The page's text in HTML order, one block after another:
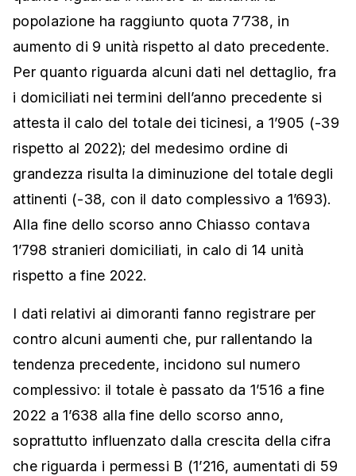
popolazione ha raggiunto quota 7’738, in
aumento di 9 unità rispetto al dato precedente.
Per quanto riguarda alcuni dati nel dettaglio, fra
i domiciliati nei termini dell’anno precedente si
attesta il calo del totale dei ticinesi, a 1’905 (-39
rispetto al 2022); del medesimo ordine di
grandezza risulta la diminuzione del totale degli
attinenti (-38, con il dato complessivo a 1’693).
Alla fine dello scorso anno Chiasso contava
1’798 stranieri domiciliati, in calo di 14 unità
rispetto a fine 2022.
I dati relativi ai dimoranti fanno registrare per
contro alcuni aumenti che, pur rallentando la
tendenza precedente, incidono sul numero
complessivo: il totale è passato da 1’516 a fine
2022 a 1’638 alla fine dello scorso anno,
soprattutto influenzato dalla crescita della cifra
che riguarda i permessi B (1’216, aumentati di 59